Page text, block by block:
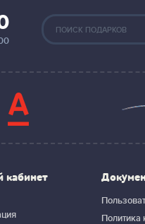
кабинет
Политика